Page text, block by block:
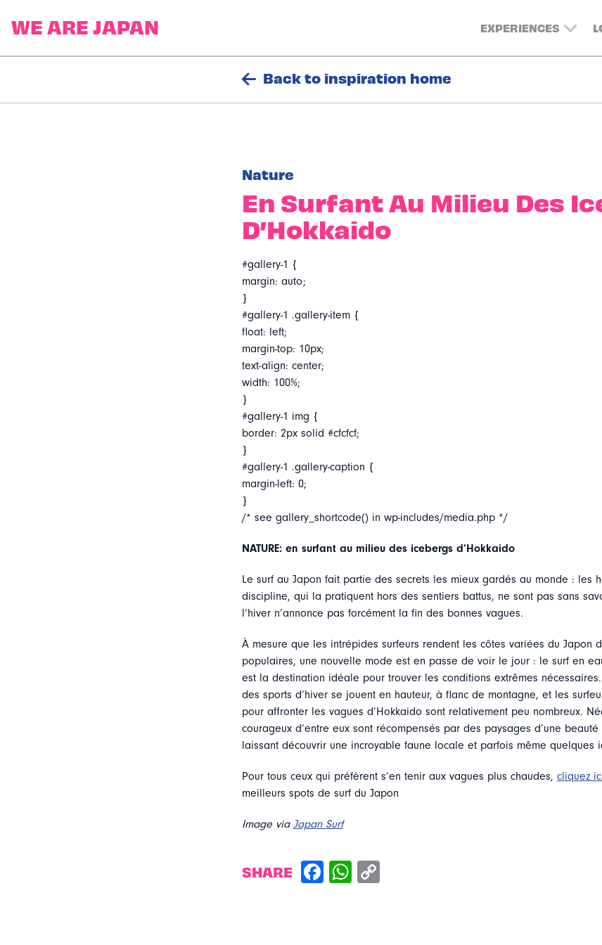
EXPERIENCES
Back to inspiration home
Nature
En Surfant Au Milieu Des
D’Hokkaido
#gallery-1 {
margin: auto;
}
#gallery-1 .gallery-item {
float: left;
margin-top: 10px;
text-align: center;
width: 100%;
}
#gallery-1 img {
border: 2px solid #cfcfcf;
}
#gallery-1 .gallery-caption {
margin-left: 0;
}
/* see gallery_shortcode() in wp-includes/media.php */
NATURE: en surfant au milieu des icebergs d’Hokkaido
Le surf au Japon fait partie des secrets les mieux gardés au monde : les
discipline, qui la pratiquent hors des sentiers battus, ne sont pas sans
l’hiver n’annonce pas forcément la fin des bonnes vagues.
À mesure que les intrépides surfeurs rendent les côtes variées du Japon
populaires, une nouvelle mode est en passe de voir le jour : le surf en
est la destination idéale pour trouver les conditions extrêmes
des sports d’hiver se jouent en hauteur, à flanc de montagne, et les
pour affronter les vagues d’Hokkaido sont relativement peu nombreux.
courageux d’entre eux sont récompensés par des paysages d’une
laissant découvrir une incroyable faune locale et parfois même quelques
Pour tous ceux qui préfèrent s’en tenir aux vagues plus chaudes, cliquez
meilleurs spots de surf du Japon
Image via Japan Surf
SHARE